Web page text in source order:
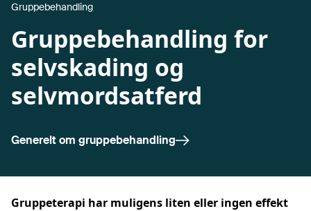
Gruppebehandling
Gruppebehandling for
selvskading og
selvmordsatferd
Generelt om gruppebehandling
Gruppeterapi har muligens liten eller ingen effekt